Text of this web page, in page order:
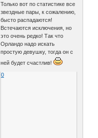
Только вот по статистике все
звездные пары, к сожалению,
бысто распадаются!
Встечаются исключения, но
это очень редко! Так что
Орландо надо искать
простую девушку, тогда он с
ней будет счастлив!
0